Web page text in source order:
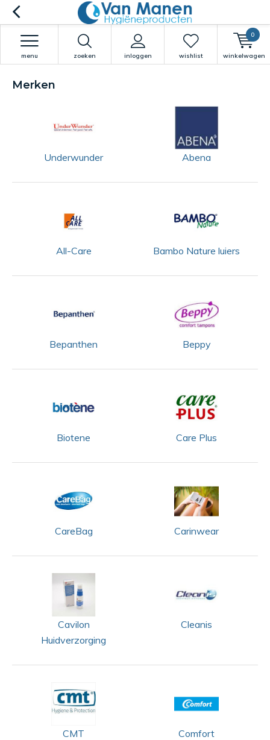
zoeken inloggen
menu wishlist winkelwagen
0
Merken
Underwunder Abena
All-Care Bambo Nature luiers
Bepanthen Beppy
Biotene Care Plus
CareBag Carinwear
Cavilon
Huidverzorging
Cleanis
CMT Comfort